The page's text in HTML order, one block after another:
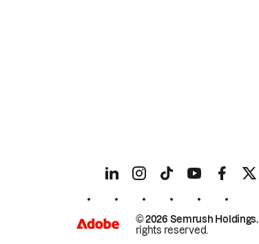
© 2026 Semrush Holdings.
rights reserved.